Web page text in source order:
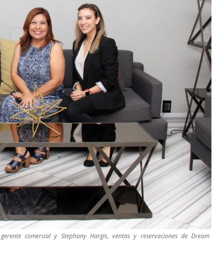
comercial y Stephany Hargis, ventas y reservaciones de Dream